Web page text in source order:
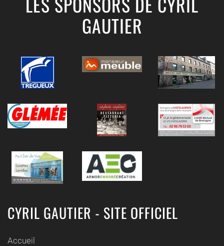
GAUTIER
CYRIL GAUTIER - SITE OFFICIEL
Accueil